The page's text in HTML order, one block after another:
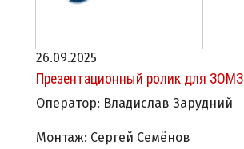
26.09.2025
Презентационный ролик для ЗОМЗ
Оператор: Владислав Зарудний
Монтаж: Сергей Семёнов